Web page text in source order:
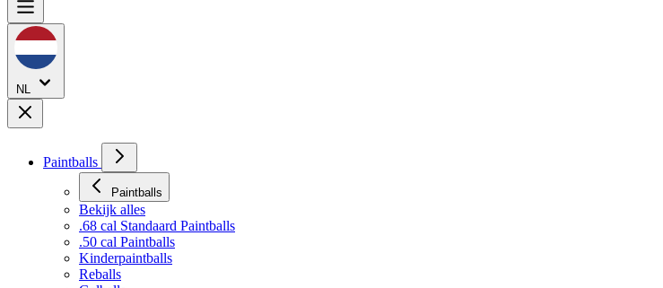
NL
Paintballs
Paintballs
Bekijk alles
.68 cal Standaard Paintballs
.50 cal Paintballs
Kinderpaintballs
Reballs